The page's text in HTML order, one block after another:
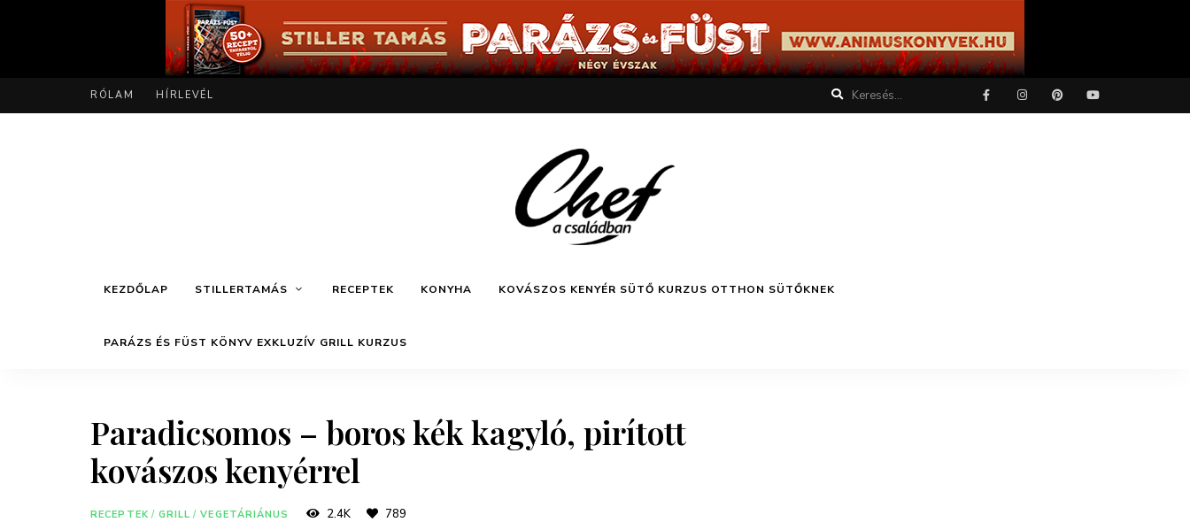
RÓLAM HÍRLEVÉL
Chef a
kreatívan
KEZDŐLAP STILLERTAMÁS RECEPTEK KONYHA KOVÁSZOS KENYÉR SÜTŐ KURZUS OTTHON SÜTŐKNEK
PARÁZS ÉS FÜST KÖNYV EXKLUZÍV GRILL KURZUS
Paradicsomos – boros kék kagyló, pirított
kovászos kenyérrel
RECEPTEK / GRILL / VEGETÁRIÁNUS 2.4K 789